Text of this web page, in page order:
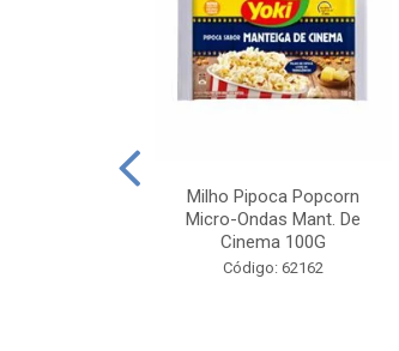
Milho Pipoca Popcorn
Micro-Ondas Mant. De
Cinema 100G
Código: 62162